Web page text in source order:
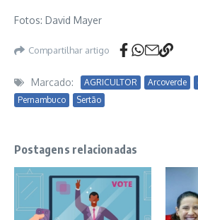
Fotos: David Mayer
Compartilhar artigo
Marcado: AGRICULTOR Arcoverde
Pernambuco
Sertão
Postagens relacionadas